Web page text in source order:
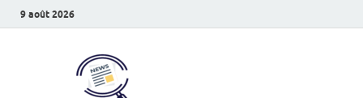
9 août 2026